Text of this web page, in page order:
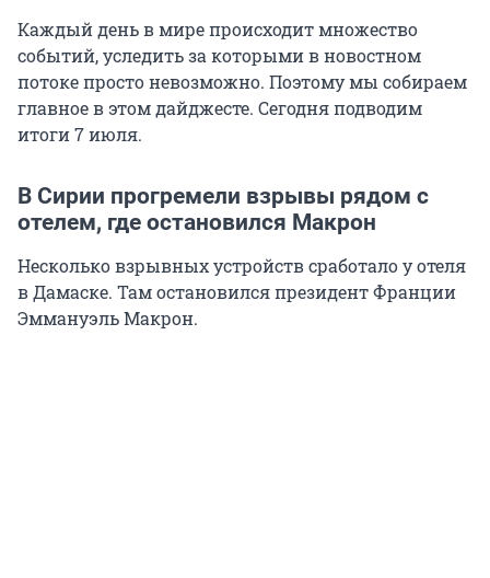
Каждый день в мире происходит множество
событий, уследить за которыми в новостном
потоке просто невозможно. Поэтому мы собираем
главное в этом дайджесте. Сегодня подводим
итоги 7 июля.
В Сирии прогремели взрывы рядом с
отелем, где остановился Макрон
Несколько взрывных устройств сработало у отеля
в Дамаске. Там остановился президент Франции
Эммануэль Макрон.